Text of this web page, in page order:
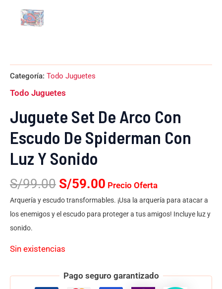
Categoría: Todo Juguetes
Todo Juguetes
Juguete Set De Arco Con
Escudo De Spiderman Con
Luz Y Sonido
S/99.00 S/59.00 Precio Oferta
Arquería y escudo transformables. ¡Usa la arquería para atacar a
los enemigos y el escudo para proteger a tus amigos! Incluye luz y
sonido.
Sin existencias
Pago seguro garantizado